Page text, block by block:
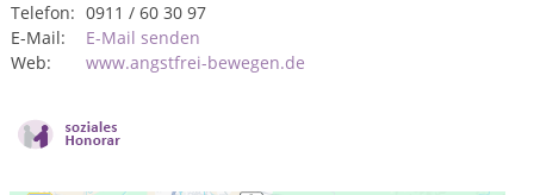
Telefon: 0911 / 60 30 97
E-Mail:
E-Mail senden
Web:
www.angstfrei-bewegen.de